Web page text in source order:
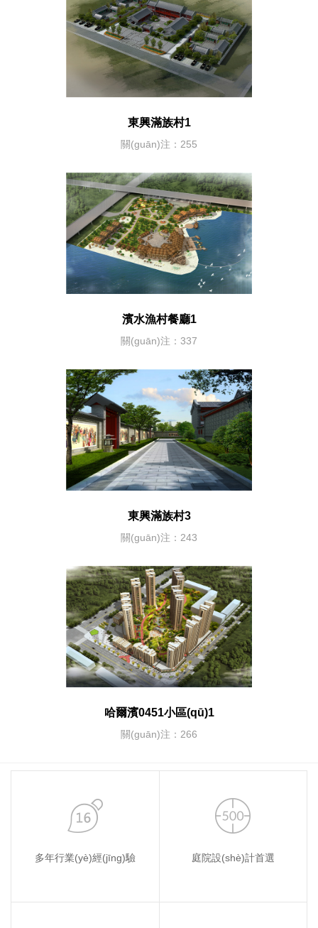
東興滿族村1
關(guān)注：255
濱水漁村餐廳1
關(guān)注：337
東興滿族村3
關(guān)注：243
哈爾濱0451小區(qū)1
關(guān)注：266
多年行業(yè)經(jīng)驗 庭院設(shè)計首選